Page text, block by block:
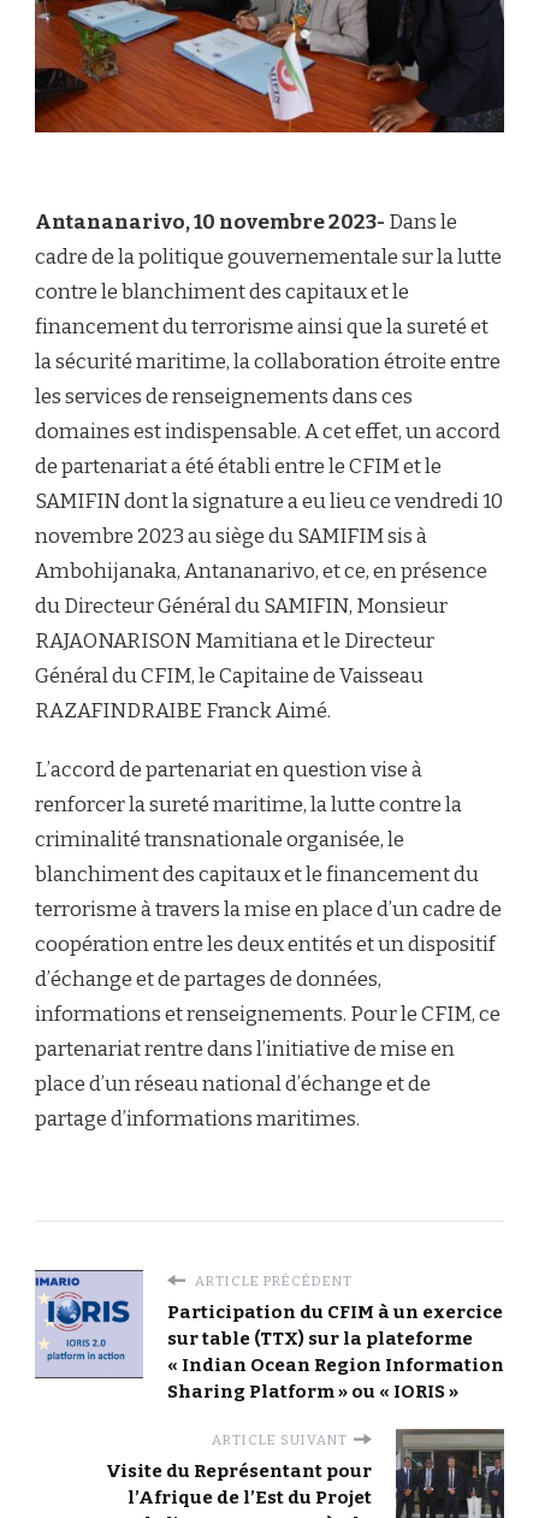
Antananarivo, 10 novembre 2023- Dans le
cadre de la politique gouvernementale sur la lutte
contre le blanchiment des capitaux et le
financement du terrorisme ainsi que la sureté et
la sécurité maritime, la collaboration étroite entre
les services de renseignements dans ces
domaines est indispensable. A cet effet, un accord
de partenariat a été établi entre le CFIM et le
SAMIFIN dont la signature a eu lieu ce vendredi 10
novembre 2023 au siège du SAMIFIM sis à
Ambohijanaka, Antananarivo, et ce, en présence
du Directeur Général du SAMIFIN, Monsieur
RAJAONARISON Mamitiana et le Directeur
Général du CFIM, le Capitaine de Vaisseau
RAZAFINDRAIBE Franck Aimé.
L’accord de partenariat en question vise à
renforcer la sureté maritime, la lutte contre la
criminalité transnationale organisée, le
blanchiment des capitaux et le financement du
terrorisme à travers la mise en place d’un cadre de
coopération entre les deux entités et un dispositif
d’échange et de partages de données,
informations et renseignements. Pour le CFIM, ce
partenariat rentre dans l’initiative de mise en
place d’un réseau national d’échange et de
partage d’informations maritimes.
ARTICLE PRÉCÉDENT
Participation du CFIM à un exercice
sur table (TTX) sur la plateforme
« Indian Ocean Region Information
Sharing Platform » ou « IORIS »
ARTICLE SUIVANT
Visite du Représentant pour
l’Afrique de l’Est du Projet